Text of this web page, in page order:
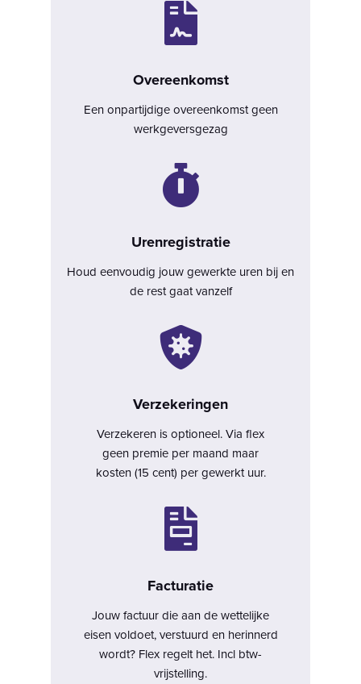

Overeenkomst
Een onpartijdigeovereenkomstgeen
werkgeversgezag

Urenregistratie
Houd eenvoudig jouw gewerkte uren bij en
de rest gaat vanzelf

Verzekeringen
Verzekeren is optioneel. Via flex
geen premie per maand maar
kosten (15 cent) per gewerkt uur.

Facturatie
Jouw factuurdie aan de wettelijke
eisen voldoet, verstuurd en herinnerd
wordt? Flex regelt het. Incl btw-
vrijstelling.